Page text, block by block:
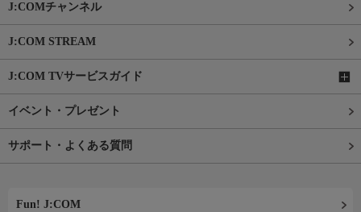
J:COMチャンネル
J:COM STREAM
J:COM TVサービスガイド
イベント・プレゼント
サポート・よくある質問
Fun! J:COM